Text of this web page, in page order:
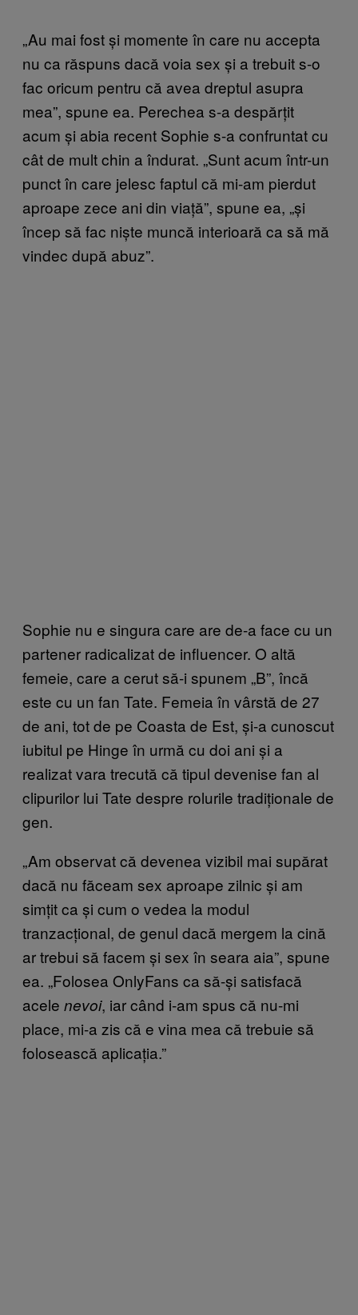
„Au mai fost și momente în care nu accepta
nu ca răspuns dacă voia sex și a trebuit s-o
fac oricum pentru că avea dreptul asupra
mea”, spune ea. Perechea s-a despărțit
acum și abia recent Sophie s-a confruntat cu
cât de mult chin a îndurat. „Sunt acum într-un
punct în care jelesc faptul că mi-am pierdut
aproape zece ani din viață”, spune ea, „și
încep să fac niște muncă interioară ca să mă
vindec după abuz”.
Sophie nu e singura care are de-a face cu un
partener radicalizat de influencer. O altă
femeie, care a cerut să-i spunem „B”, încă
este cu un fan Tate. Femeia în vârstă de 27
de ani, tot de pe Coasta de Est, și-a cunoscut
iubitul pe Hinge în urmă cu doi ani și a
realizat vara trecută că tipul devenise fan al
clipurilor lui Tate despre rolurile tradiționale de
gen.
„Am observat că devenea vizibil mai supărat
dacă nu făceam sex aproape zilnic și am
simțit ca și cum o vedea la modul
tranzacțional, de genul dacă mergem la cină
ar trebui să facem și sex în seara aia”, spune
ea. „Folosea OnlyFans ca să-și satisfacă
acele nevoi, iar când i-am spus că nu-mi
place, mi-a zis că e vina mea că trebuie să
folosească aplicația.”